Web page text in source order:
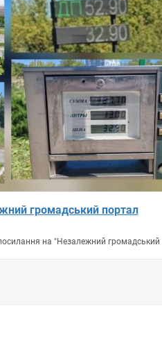
громадський портал
на "Незалежний